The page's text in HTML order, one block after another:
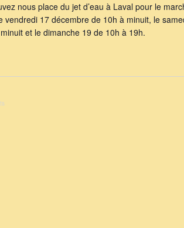
nous place du jet d’eau à Laval pour le
vendredi 17 décembre de 10h à minuit, le
et le dimanche 19 de 10h à 19h.